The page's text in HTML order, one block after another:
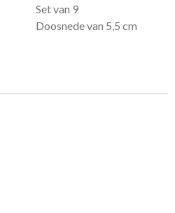
Set van 9
Doosnede van 5,5 cm